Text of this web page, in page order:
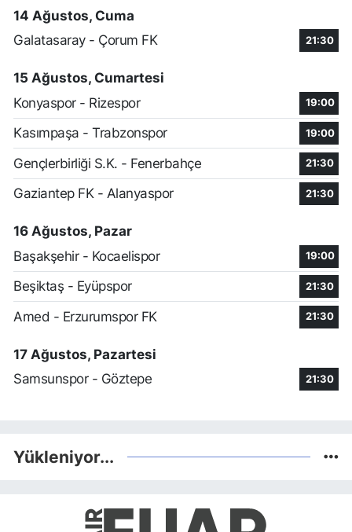
14 Ağustos, Cuma
Galatasaray - Çorum FK
21:30
15 Ağustos, Cumartesi
Konyaspor - Rizespor
19:00
Kasımpaşa - Trabzonspor 19:00
Gençlerbirliği S.K. - Fenerbahçe 21:30
Gaziantep FK - Alanyaspor 21:30
16 Ağustos, Pazar
Başakşehir - Kocaelispor
19:00
Beşiktaş - Eyüpspor 21:30
Amed - Erzurumspor FK 21:30
17 Ağustos, Pazartesi
Samsunspor - Göztepe
21:30
Yükleniyor...